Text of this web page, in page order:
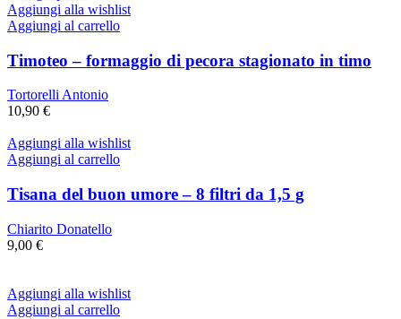
Aggiungi alla wishlist
Aggiungi al carrello
Timoteo – formaggio di pecora stagionato in timo
Tortorelli Antonio
10,90 €
Aggiungi alla wishlist
Aggiungi al carrello
Tisana del buon umore – 8 filtri da 1,5 g
Chiarito Donatello
9,00 €
Aggiungi alla wishlist
Aggiungi al carrello